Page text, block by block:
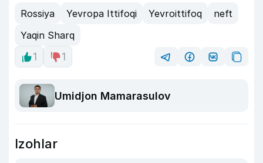
Rossiya Yevropa Ittifoqi Yevroittifoq
neft
Yaqin Sharq
1
1
Umidjon Mamarasulov
Izohlar